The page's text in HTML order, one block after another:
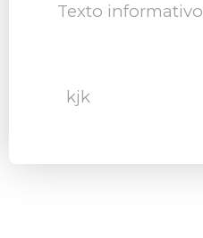
Texto informativo
kjk